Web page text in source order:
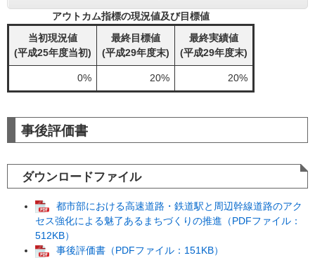
アウトカム指標の現況値及び目標値
当初現況値
(平成25年度当初)
最終目標値
(平成29年度末)
最終実績値
(平成29年度末)
0% 20% 20%
事後評価書
ダウンロードファイル
都市部における高速道路・鉄道駅と周辺幹線道路のアク
セス強化による魅了あるまちづくりの推進（PDFファイル：
512KB）
事後評価書（PDFファイル：151KB）